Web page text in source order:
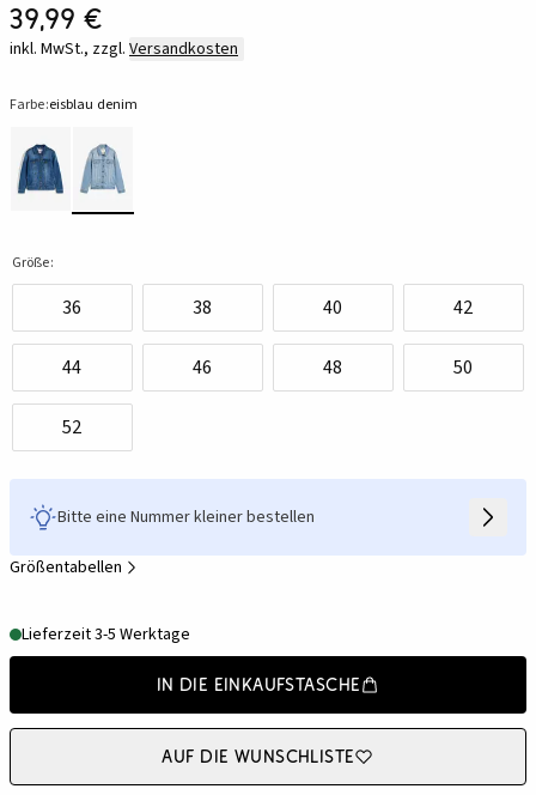
39,99 €
inkl. MwSt., zzgl. Versandkosten
Farbe:eisblau denim
Größe:
36 38 40 42
44 46 48 50
52
Bitte eine Nummer kleiner bestellen
Größentabellen
Lieferzeit 3-5 Werktage
In die Einkaufstasche
Auf die Wunschliste